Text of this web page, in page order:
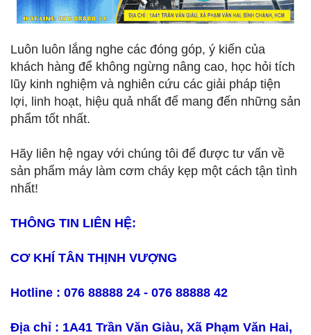
Luôn luôn lắng nghe các đóng góp, ý kiến của
khách hàng để không ngừng nâng cao, học hỏi tích
lũy kinh nghiệm và nghiên cứu các giải pháp tiện
lợi, linh hoạt, hiệu quả nhất để mang đến những sản
phẩm tốt nhất.
Hãy liên hệ ngay với chúng tôi để được tư vấn về
sản phẩm máy làm cơm cháy kẹp một cách tận tình
nhất!
THÔNG TIN LIÊN HỆ:
CƠ KHÍ TÂN THỊNH VƯỢNG
Hotline : 076 88888 24 - 076 88888 42
Địa chỉ : 1A41 Trần Văn Giàu, Xã Phạm Văn Hai,